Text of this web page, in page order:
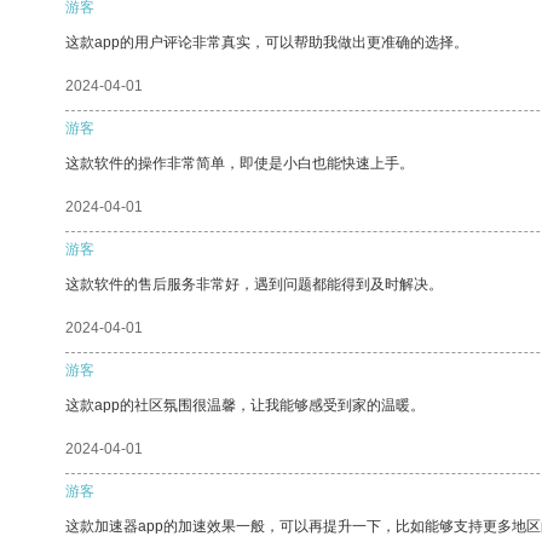
游客
这款app的用户评论非常真实，可以帮助我做出更准确的选择。
2024-04-01
游客
这款软件的操作非常简单，即使是小白也能快速上手。
2024-04-01
游客
这款软件的售后服务非常好，遇到问题都能得到及时解决。
2024-04-01
游客
这款app的社区氛围很温馨，让我能够感受到家的温暖。
2024-04-01
游客
这款加速器app的加速效果一般，可以再提升一下，比如能够支持更多地区